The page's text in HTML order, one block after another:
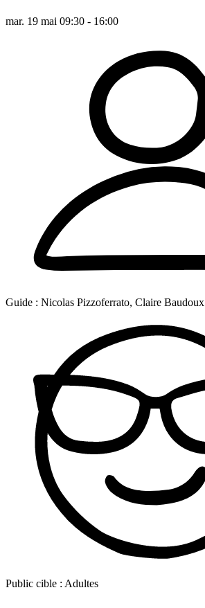
mar. 19 mai 09:30 - 16:00
Guide : Nicolas Pizzoferrato, Claire Baudoux
Public cible : Adultes